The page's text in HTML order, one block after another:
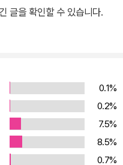
글을 확인할 수 있습니다.
0.1%
0.2%
7.5%
8.5%
0.7%